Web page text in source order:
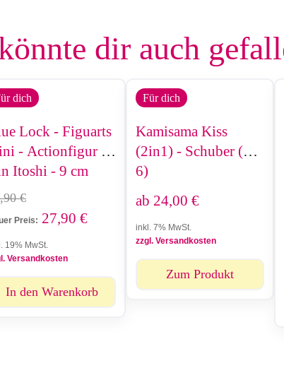
dir auch
dich
Lock - Figuarts
- Actionfigur -
Itoshi - 9 cm
€
Preis: 27,90 €
19% MwSt.
Versandkosten
In den Warenkorb
Für dich
Kamisama Kiss
(2in1) - Schuber (1-
6)
ab 24,00 €
inkl. 7% MwSt.
zzgl. Versandkosten
Zum Produkt